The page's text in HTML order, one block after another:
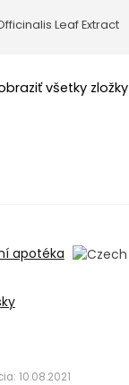
Leaf Extract
všetky zložky
apotéka
10.08.2021